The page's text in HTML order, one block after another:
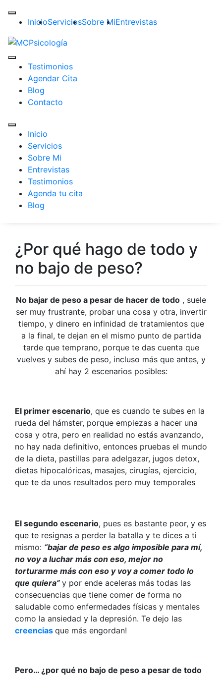
InicioServiciosSobre MiEntrevistas
Testimonios
Agendar Cita
Blog
Contacto
Inicio
Servicios
Sobre Mi
Entrevistas
Testimonios
Agenda tu cita
Blog
¿Por qué hago de todo y
no bajo de peso?
No bajar de peso a pesar de hacer de todo , suele
ser muy frustrante, probar una cosa y otra, invertir
tiempo, y dinero en infinidad de tratamientos que
a la final, te dejan en el mismo punto de partida
tarde que temprano, porque te das cuenta que
vuelves y subes de peso, incluso más que antes, y
ahí hay 2 escenarios posibles:
El primer escenario, que es cuando te subes en la
rueda del hámster, porque empiezas a hacer una
cosa y otra, pero en realidad no estás avanzando,
no hay nada definitivo, entonces pruebas el mundo
de la dieta, pastillas para adelgazar, jugos detox,
dietas hipocalóricas, masajes, cirugías, ejercicio,
que te da unos resultados pero muy temporales
El segundo escenario, pues es bastante peor, y es
que te resignas a perder la batalla y te dices a ti
mismo: “bajar de peso es algo imposible para mí,
no voy a luchar más con eso, mejor no
torturarme más con eso y voy a comer todo lo
que quiera” y por ende aceleras más todas las
consecuencias que tiene comer de forma no
saludable como enfermedades físicas y mentales
como la ansiedad y la depresión. Te dejo las
creencias que más engordan!
Pero… ¿por qué no bajo de peso a pesar de todo